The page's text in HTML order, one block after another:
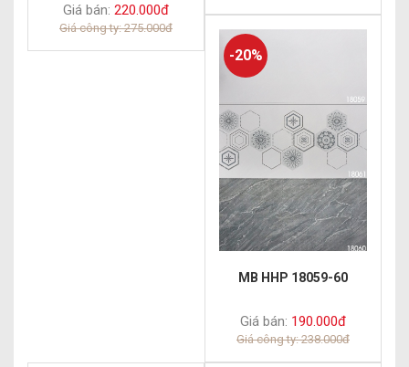
Giá bán: 220.000đ
Giá công ty: 275.000đ
-20%
MB HHP 18059-60
Giá bán: 190.000đ
Giá công ty: 238.000đ